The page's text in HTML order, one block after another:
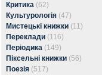
Критика (62)
Культурологія (47)
Мистецькі книжки (11)
Переклади (116)
Періодика (149)
Піксельні книжки (56)
Поезія (517)